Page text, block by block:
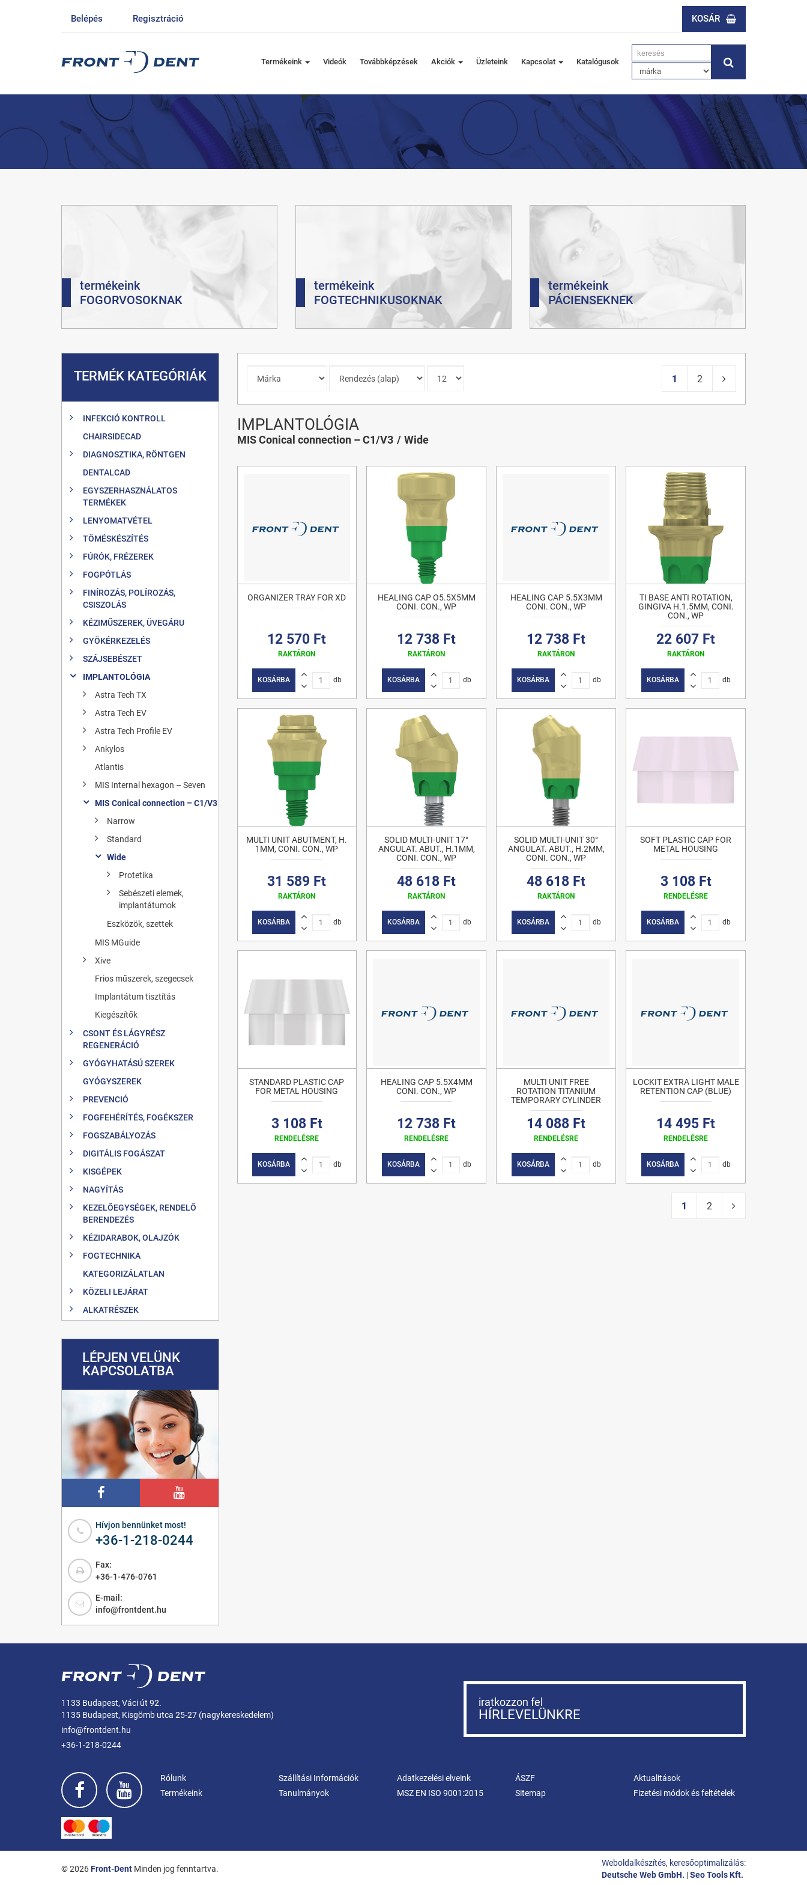
Belépés Regisztráció KOSÁR
Termékeink Videók Továbbképzések Akciók Üzleteink Kapcsolat Katalógusok
termékeink
FOGORVOSOKNAK
termékeink
FOGTECHNIKUSOKNAK
termékeink
PÁCIENSEKNEK
TERMÉK KATEGÓRIÁK
INFEKCIÓ KONTROLL
CHAIRSIDECAD
DIAGNOSZTIKA, RÖNTGEN
DENTALCAD
EGYSZERHASZNÁLATOS
TERMÉKEK
LENYOMATVÉTEL
TÖMÉSKÉSZÍTÉS
FÚRÓK, FRÉZEREK
FOGPÓTLÁS
FINÍROZÁS, POLÍROZÁS,
CSISZOLÁS
KÉZIMŰSZEREK, ÜVEGÁRU
GYÖKÉRKEZELÉS
SZÁJSEBÉSZET
IMPLANTOLÓGIA
Astra Tech TX
Astra Tech EV
Astra Tech Profile EV
Ankylos
Atlantis
MIS Internal hexagon – Seven
MIS Conical connection – C1/V3
Narrow
Standard
Wide
Protetika
Sebészeti elemek,
implantátumok
Eszközök, szettek
MIS MGuide
Xive
Frios műszerek, szegecsek
Implantátum tisztítás
Kiegészítők
CSONT ÉS LÁGYRÉSZ
REGENERÁCIÓ
GYÓGYHATÁSÚ SZEREK
GYÓGYSZEREK
PREVENCIÓ
FOGFEHÉRÍTÉS, FOGÉKSZER
FOGSZABÁLYOZÁS
DIGITÁLIS FOGÁSZAT
KISGÉPEK
NAGYÍTÁS
KEZELŐEGYSÉGEK, RENDELŐ
BERENDEZÉS
KÉZIDARABOK, OLAJZÓK
FOGTECHNIKA
KATEGORIZÁLATLAN
KÖZELI LEJÁRAT
ALKATRÉSZEK
LÉPJEN VELÜNK
KAPCSOLATBA
Hívjon bennünket most!
+36-1-218-0244
Fax:
+36-1-476-0761
E-mail:
info@frontdent.hu
1 2
IMPLANTOLÓGIA
MIS Conical connection – C1/V3 Wide
ORGANIZER TRAY FOR XD
12 570 Ft
RAKTÁRON
KOSÁRBA db
HEALING CAP O5.5X5MM
CONI. CON., WP
12 738 Ft
RAKTÁRON
KOSÁRBA db
HEALING CAP 5.5X3MM
CONI. CON., WP
12 738 Ft
RAKTÁRON
KOSÁRBA db
TI BASE ANTI ROTATION,
GINGIVA H.1.5MM, CONI.
CON., WP
22 607 Ft
RAKTÁRON
KOSÁRBA db
MULTI UNIT ABUTMENT, H.
1MM, CONI. CON., WP
31 589 Ft
RAKTÁRON
KOSÁRBA db
SOLID MULTI-UNIT 17°
ANGULAT. ABUT., H.1MM,
CONI. CON., WP
48 618 Ft
RAKTÁRON
KOSÁRBA db
SOLID MULTI-UNIT 30°
ANGULAT. ABUT., H.2MM,
CONI. CON., WP
48 618 Ft
RAKTÁRON
KOSÁRBA db
SOFT PLASTIC CAP FOR
METAL HOUSING
3 108 Ft
RENDELÉSRE
KOSÁRBA db
STANDARD PLASTIC CAP
FOR METAL HOUSING
3 108 Ft
RENDELÉSRE
KOSÁRBA db
HEALING CAP 5.5X4MM
CONI. CON., WP
12 738 Ft
RENDELÉSRE
KOSÁRBA db
MULTI UNIT FREE
ROTATION TITANIUM
TEMPORARY CYLINDER
14 088 Ft
RENDELÉSRE
KOSÁRBA db
LOCKIT EXTRA LIGHT MALE
RETENTION CAP (BLUE)
14 495 Ft
RENDELÉSRE
KOSÁRBA db
1 2
1133 Budapest, Váci út 92.
1135 Budapest, Kisgömb utca 25-27 (nagykereskedelem)
info@frontdent.hu
+36-1-218-0244
iratkozzon fel
HÍRLEVELÜNKRE
Rólunk Szállítási Információk Adatkezelési elveink ÁSZF
Aktualitások
Termékeink
Tanulmányok MSZ EN ISO 9001:2015 Sitemap Fizetési módok és feltételek
© 2026Front-Dent Minden jog fenntartva.
Weboldalkészítés, keresőoptimalizálás:
Deutsche Web GmbH. |Seo Tools Kft.